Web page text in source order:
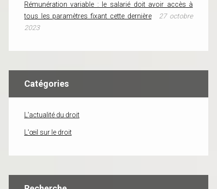
Rémunération variable : le salarié doit avoir accès à
tous les paramètres fixant cette dernière
27 octobre
2023
Catégories
L'actualité du droit
L'œil sur le droit